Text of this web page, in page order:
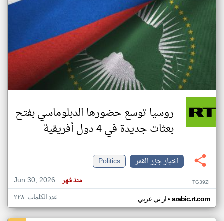
روسيا توسع حضورها الدبلوماسي بفتح
بعثات جديدة في 4 دول أفريقية
اخبار جزر القمر
Politics
Jun 30, 2026
منذ شهر TG39ZI
ار تي عربي• arabic.rt.com عدد الكلمات: ٢٢٨